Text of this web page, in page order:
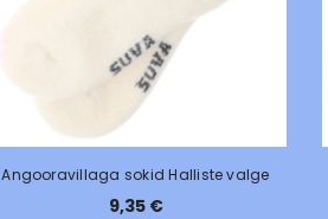
Angooravillaga sokid Halliste valge
9,35 €